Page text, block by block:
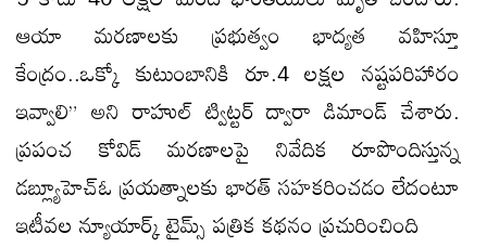
ఆయా మరణాలకు ప్రభుత్వం భాద్యత వహిస్తూ
కేంద్రం..ఒక్కో కుటుంబానికి రూ.4 లక్షల నష్టపరిహారం
ఇవ్వాలి” అని రాహుల్ ట్విట్టర్ ద్వారా డిమాండ్ చేశారు.
ప్రపంచ కోవిడ్ మరణాలపై నివేదిక రూపొందిస్తున్న
డబ్ల్యూహెచ్‌ఓ ప్రయత్నాలకు భారత్ సహకరించడం లేదంటూ
ఇటీవల న్యూయార్క్ టైమ్స్ పత్రిక కథనం ప్రచురించింది